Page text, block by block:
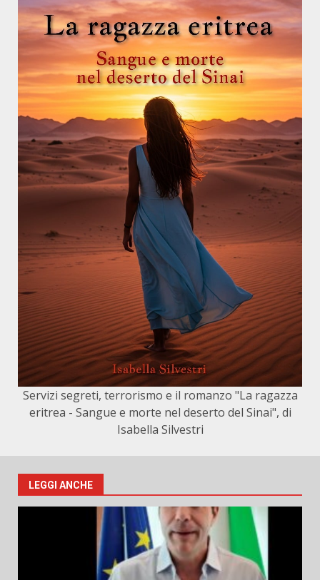
Servizi segreti, terrorismo e il romanzo "La ragazza
eritrea - Sangue e morte nel deserto del Sinai", di
Isabella Silvestri
LEGGI ANCHE